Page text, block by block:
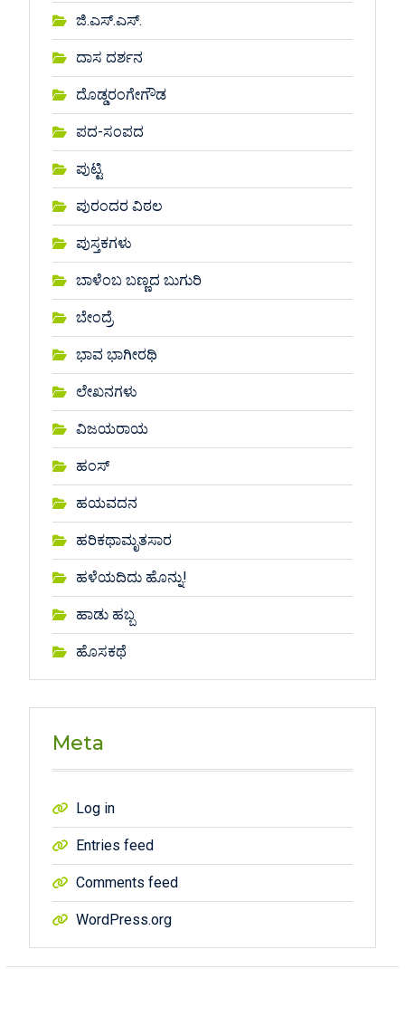
ಜಿ.ಎಸ್.ಎಸ್.
ದಾಸ ದರ್ಶನ
ದೊಡ್ಡರಂಗೇಗೌಡ
ಪದ-ಸಂಪದ
ಪುಟ್ಟಿ
ಪುರಂದರ ವಿಠಲ
ಪುಸ್ತಕಗಳು
ಬಾಳೆಂಬ ಬಣ್ಣದ ಬುಗುರಿ
ಬೇಂದ್ರೆ
ಭಾವ ಭಾಗೀರಥಿ
ಲೇಖನಗಳು
ವಿಜಯರಾಯ
ಹಂಸ್
ಹಯವದನ
ಹರಿಕಥಾಮೃತಸಾರ
ಹಳೆಯದಿದು ಹೊನ್ನು!
ಹಾಡು ಹಬ್ಬ
ಹೊಸಕಥೆ
Meta
Log in
Entries feed
Comments feed
WordPress.org